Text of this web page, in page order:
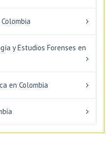
y Estudios Forenses en
en Colombia